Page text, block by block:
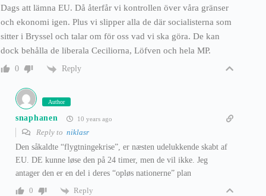
Dags att lämna EU. Då återfår vi kontrollen över våra gränser
och ekonomi igen. Plus vi slipper alla de där socialisterna som
sitter i Bryssel och talar om för oss vad vi ska göra. De kan
dock behålla de liberala Ceciliorna, Löfven och hela MP.
0 Reply
Author
snaphanen 10 years ago
Reply to niklasr
Den såkaldte “flygtningekrise”, er næsten udelukkende skabt af
EU. DE kunne løse den på 24 timer, men de vil ikke. Jeg
antager den er en del i deres “opløs nationerne” plan
0
Reply